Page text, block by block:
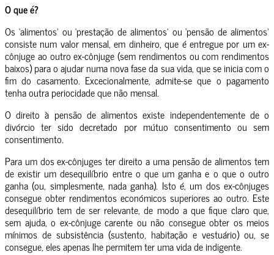
O que é?
Os ‘alimentos’ ou ‘prestação de alimentos’ ou ‘pensão de alimentos’
consiste num valor mensal, em dinheiro, que é entregue por um ex-
cônjuge ao outro ex-cônjuge (sem rendimentos ou com rendimentos
baixos) para o ajudar numa nova fase da sua vida, que se inicia com o
fim do casamento. Excecionalmente, admite-se que o pagamento
tenha outra periocidade que não mensal.
O direito à pensão de alimentos existe independentemente de o
divórcio ter sido decretado por mútuo consentimento ou sem
consentimento.
Para um dos ex-cônjuges ter direito a uma pensão de alimentos tem
de existir um desequilíbrio entre o que um ganha e o que o outro
ganha (ou, simplesmente, nada ganha). Isto é, um dos ex-cônjuges
consegue obter rendimentos económicos superiores ao outro. Este
desequilíbrio tem de ser relevante, de modo a que fique claro que,
sem ajuda, o ex-cônjuge carente ou não consegue obter os meios
mínimos de subsistência (sustento, habitação e vestuário) ou, se
consegue, eles apenas lhe permitem ter uma vida de indigente.